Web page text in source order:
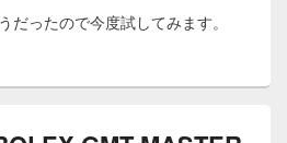
だったので今度試してみます。